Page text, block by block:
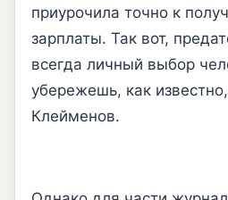
приурочила точно к
зарплаты. Так вот,
всегда личный выбор
убережешь, как
Клейменов.